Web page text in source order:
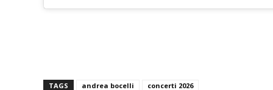
TAGS andrea bocelli concerti 2026